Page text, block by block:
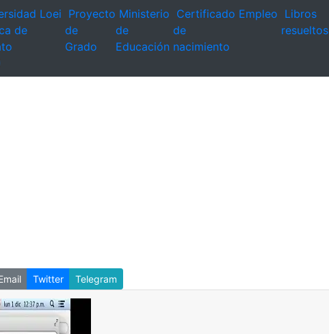
de
Loei Proyecto
de
Grado
Ministerio
de
Educación
Certificado
de
nacimiento
Empleo Libros
resueltos
Twitter Telegram